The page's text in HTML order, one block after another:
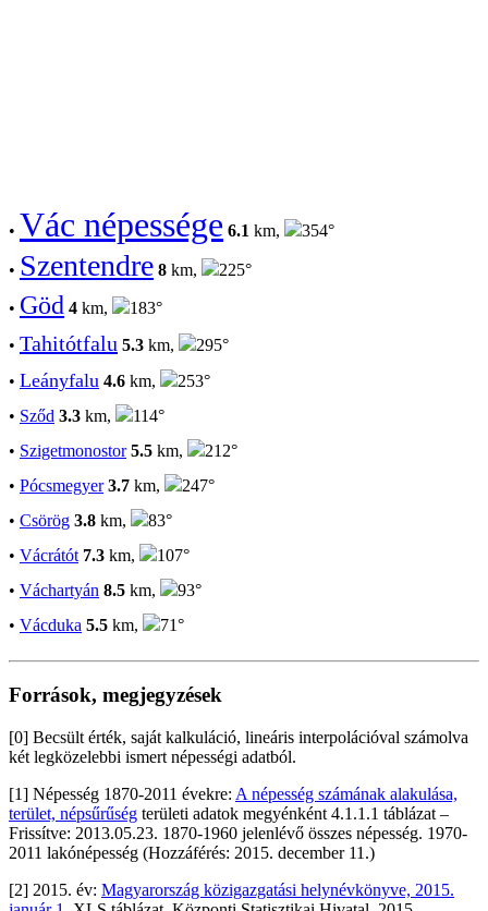
• Vác népessége 6.1 km, 354°
• Szentendre 8 km, 225°
• Göd 4 km,
183°
• Tahitótfalu 5.3 km,
295°
• Leányfalu 4.6 km,
253°
• Sződ 3.3 km,
114°
• Szigetmonostor 5.5 km,
212°
• Pócsmegyer 3.7 km,
247°
• Csörög 3.8 km,
83°
• Vácrátót 7.3 km,
107°
• Váchartyán 8.5 km,
93°
• Vácduka 5.5 km, 71°
Források, megjegyzések
[0] Becsült érték, saját kalkuláció, lineáris interpolációval számolva
két legközelebbi ismert népességi adatból.
[1] Népesség 1870-2011 évekre: A népesség számának alakulása,
terület, népsűrűség területi adatok megyénként 4.1.1.1 táblázat –
Frissítve: 2013.05.23. 1870-1960 jelenlévő összes népesség. 1970-
2011 lakónépesség (Hozzáférés: 2015. december 11.)
[2] 2015. év: Magyarország közigazgatási helynévkönyve, 2015.